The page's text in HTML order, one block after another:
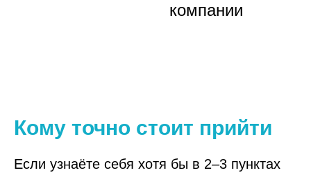
компании
Кому точно стоит прийти
Если узнаёте себя хотя бы в 2–3 пунктах